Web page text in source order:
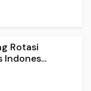
Rotasi
Indones...